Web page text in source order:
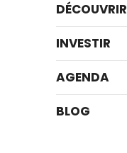
DÉCOUVRIR
INVESTIR
AGENDA
BLOG